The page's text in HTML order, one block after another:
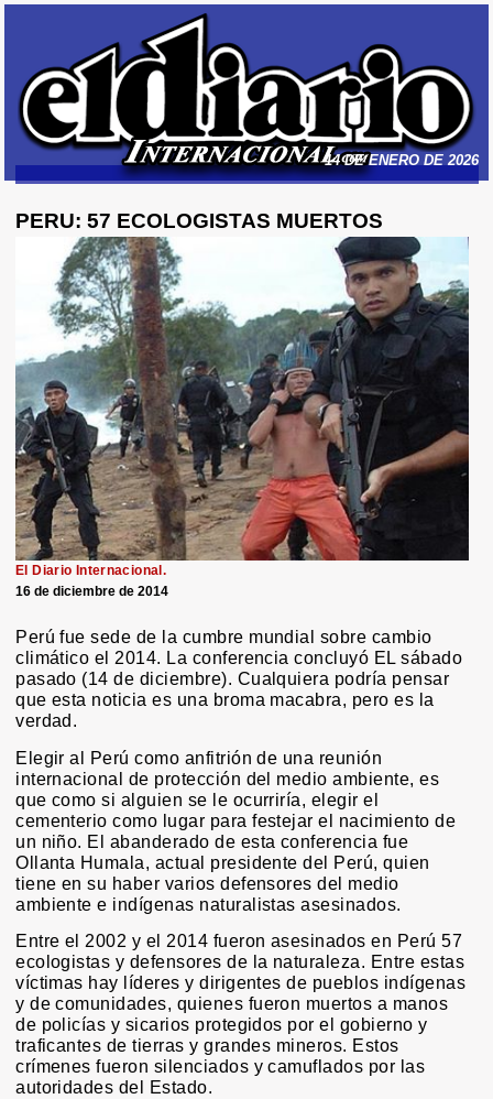
14 DE ENERO DE 2026
PERU: 57 ECOLOGISTAS MUERTOS
El Diario Internacional.
16 de diciembre de 2014
Perú fue sede de la cumbre mundial sobre cambio
climático el 2014. La conferencia concluyó EL sábado
pasado (14 de diciembre). Cualquiera podría pensar
que esta noticia es una broma macabra, pero es la
verdad.
Elegir al Perú como anfitrión de una reunión
internacional de protección del medio ambiente, es
que como si alguien se le ocurriría, elegir el
cementerio como lugar para festejar el nacimiento de
un niño. El abanderado de esta conferencia fue
Ollanta Humala, actual presidente del Perú, quien
tiene en su haber varios defensores del medio
ambiente e indígenas naturalistas asesinados.
Entre el 2002 y el 2014 fueron asesinados en Perú 57
ecologistas y defensores de la naturaleza. Entre estas
víctimas hay líderes y dirigentes de pueblos indígenas
y de comunidades, quienes fueron muertos a manos
de policías y sicarios protegidos por el gobierno y
traficantes de tierras y grandes mineros. Estos
crímenes fueron silenciados y camuflados por las
autoridades del Estado.